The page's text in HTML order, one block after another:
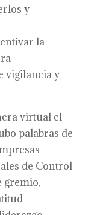
y
la
vigilancia y
virtual el
palabras de
de Control
gremio,